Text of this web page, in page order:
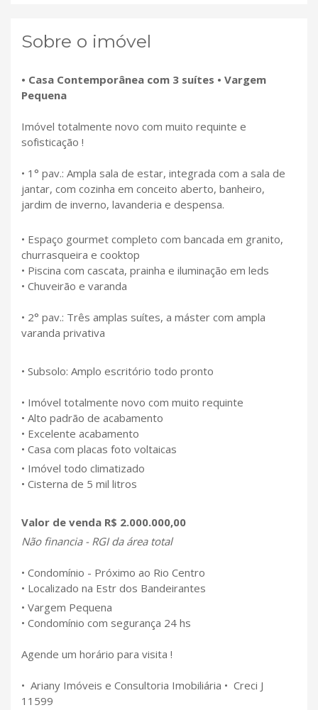
Sobre o imóvel
• Casa Contemporânea com 3 suítes • Vargem
Pequena
Imóvel totalmente novo com muito requinte e
sofisticação !
• 1° pav.: Ampla sala de estar, integrada com a sala de
jantar, com cozinha em conceito aberto, banheiro,
jardim de inverno, lavanderia e despensa.
• Espaço gourmet completo com bancada em granito,
churrasqueira e cooktop
• Piscina com cascata, prainha e iluminação em leds
• Chuveirão e varanda
• 2° pav.: Três amplas suítes, a máster com ampla
varanda privativa
• Subsolo: Amplo escritório todo pronto
• Imóvel totalmente novo com muito requinte
• Alto padrão de acabamento
• Excelente acabamento
• Casa com placas foto voltaicas
• Imóvel todo climatizado
• Cisterna de 5 mil litros
Valor de venda R$ 2.000.000,00
Não financia - RGI da área total
• Condomínio - Próximo ao Rio Centro
• Localizado na Estr dos Bandeirantes
• Vargem Pequena
• Condomínio com segurança 24 hs
Agende um horário para visita !
• Ariany Imóveis e Consultoria Imobiliária • Creci J
11599